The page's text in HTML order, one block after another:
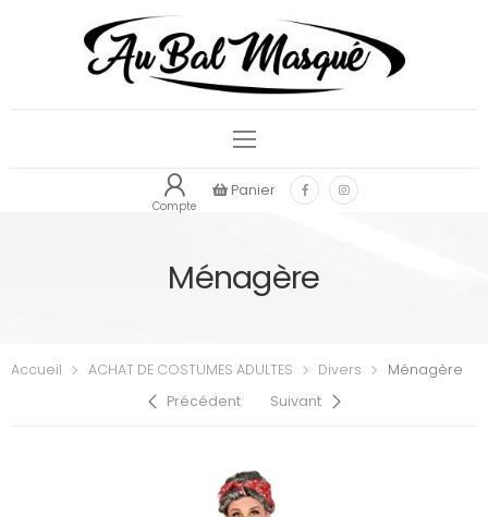
Compte
Panier
Ménagère
Accueil ACHAT DE COSTUMES ADULTES Divers
Ménagère
Précédent
Suivant